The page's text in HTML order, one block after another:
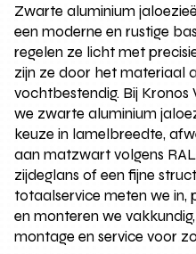
Zwarte aluminium
een moderne en rustige
regelen ze licht met
zijn ze door het materiaal
vochtbestendig. Bij
we zwarte aluminium
keuze in lamelbreedte,
aan matzwart volgens
zijdeglans of een fijne
totaalservice meten we in,
en monteren we
montage en service voor